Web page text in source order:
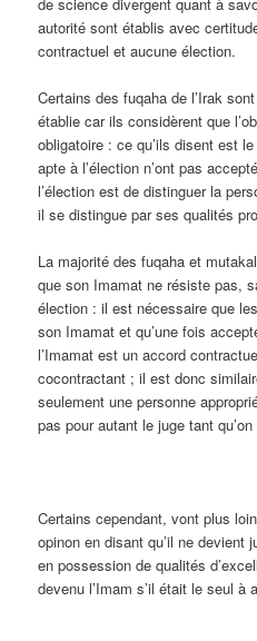
autorité sont établis avec
contractuel et aucune élection.
Certains des fuqaha de l’Irak
établie car ils considèrent que
obligatoire : ce qu’ils disent est
apte à l’élection n’ont pas
l’élection est de distinguer la
il se distingue par ses qualités
La majorité des fuqaha et
que son Imamat ne résiste pas,
élection : il est nécessaire que
son Imamat et qu’une fois
l’Imamat est un accord
cocontractant ; il est donc
seulement une personne
pas pour autant le juge tant
Certains cependant, vont plus
opinon en disant qu’il ne devient
en possession de qualités
devenu l’Imam s’il était le seul à